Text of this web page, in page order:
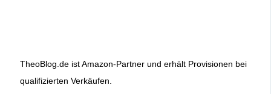
TheoBlog.de ist Amazon-Partner und erhält Provisionen bei
qualifizierten Verkäufen.